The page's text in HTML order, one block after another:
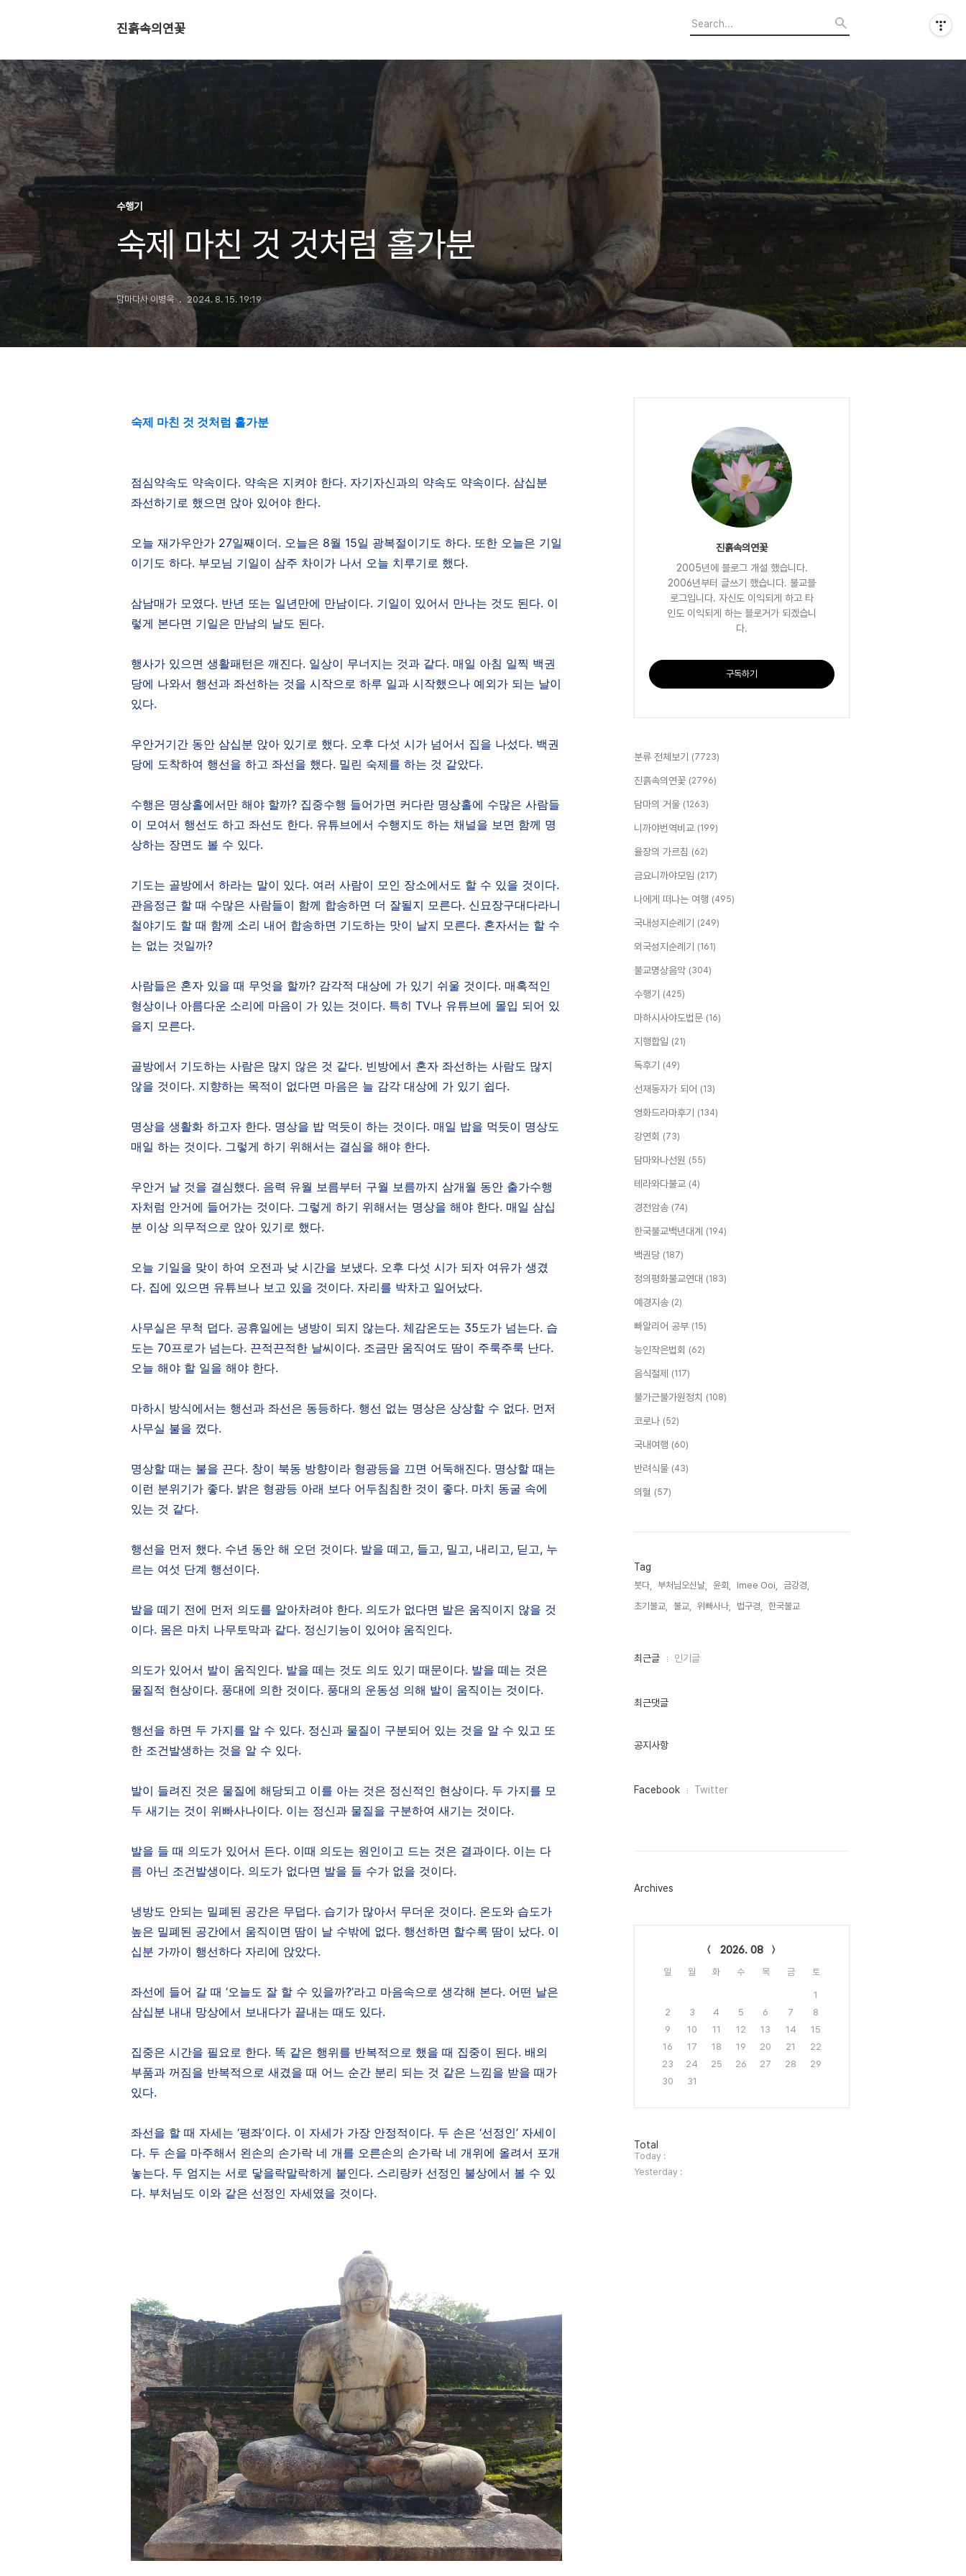
진흙속의연꽃
수행기
숙제 마친 것 것처럼 홀가분
담마다사 이병욱 2024. 8. 15. 19:19
숙제 마친 것 것처럼 홀가분
점심약속도 약속이다. 약속은 지켜야 한다. 자기자신과의 약속도 약속이다. 삼십분
좌선하기로 했으면 앉아 있어야 한다.
오늘 재가우안가 27일째이더. 오늘은 8월 15일 광복절이기도 하다. 또한 오늘은 기일
이기도 하다. 부모님 기일이 삼주 차이가 나서 오늘 치루기로 했다.
삼남매가 모였다. 반년 또는 일년만에 만남이다. 기일이 있어서 만나는 것도 된다. 이
렇게 본다면 기일은 만남의 날도 된다.
행사가 있으면 생활패턴은 깨진다. 일상이 무너지는 것과 같다. 매일 아침 일찍 백권
당에 나와서 행선과 좌선하는 것을 시작으로 하루 일과 시작했으나 예외가 되는 날이
있다.
우안거기간 동안 삼십분 앉아 있기로 했다. 오후 다섯 시가 넘어서 집을 나섰다. 백권
당에 도착하여 행선을 하고 좌선을 했다. 밀린 숙제를 하는 것 같았다.
수행은 명상홀에서만 해야 할까? 집중수행 들어가면 커다란 명상홀에 수많은 사람들
이 모여서 행선도 하고 좌선도 한다. 유튜브에서 수행지도 하는 채널을 보면 함께 명
상하는 장면도 볼 수 있다.
기도는 골방에서 하라는 말이 있다. 여러 사람이 모인 장소에서도 할 수 있을 것이다.
관음정근 할 때 수많은 사람들이 함께 합송하면 더 잘될지 모른다. 신묘장구대다라니
철야기도 할 때 함께 소리 내어 합송하면 기도하는 맛이 날지 모른다. 혼자서는 할 수
는 없는 것일까?
사람들은 혼자 있을 때 무엇을 할까? 감각적 대상에 가 있기 쉬울 것이다. 매혹적인
형상이나 아름다운 소리에 마음이 가 있는 것이다. 특히 TV나 유튜브에 몰입 되어 있
을지 모른다.
골방에서 기도하는 사람은 많지 않은 것 같다. 빈방에서 혼자 좌선하는 사람도 많지
않을 것이다. 지향하는 목적이 없다면 마음은 늘 감각 대상에 가 있기 쉽다.
명상을 생활화 하고자 한다. 명상을 밥 먹듯이 하는 것이다. 매일 밥을 먹듯이 명상도
매일 하는 것이다. 그렇게 하기 위해서는 결심을 해야 한다.
우안거 날 것을 결심했다. 음력 유월 보름부터 구월 보름까지 삼개월 동안 출가수행
자처럼 안거에 들어가는 것이다. 그렇게 하기 위해서는 명상을 해야 한다. 매일 삼십
분 이상 의무적으로 앉아 있기로 했다.
오늘 기일을 맞이 하여 오전과 낮 시간을 보냈다. 오후 다섯 시가 되자 여유가 생겼
다. 집에 있으면 유튜브나 보고 있을 것이다. 자리를 박차고 일어났다.
사무실은 무척 덥다. 공휴일에는 냉방이 되지 않는다. 체감온도는 35도가 넘는다. 습
도는 70프로가 넘는다. 끈적끈적한 날씨이다. 조금만 움직여도 땀이 주룩주룩 난다.
오늘 해야 할 일을 해야 한다.
마하시 방식에서는 행선과 좌선은 동등하다. 행선 없는 명상은 상상할 수 없다. 먼저
사무실 불을 껐다.
명상할 때는 불을 끈다. 창이 북동 방향이라 형광등을 끄면 어둑해진다. 명상할 때는
이런 분위기가 좋다. 밝은 형광등 아래 보다 어두침침한 것이 좋다. 마치 동굴 속에
있는 것 같다.
행선을 먼저 했다. 수년 동안 해 오던 것이다. 발을 떼고, 들고, 밀고, 내리고, 딛고, 누
르는 여섯 단계 행선이다.
발을 떼기 전에 먼저 의도를 알아차려야 한다. 의도가 없다면 발은 움직이지 않을 것
이다. 몸은 마치 나무토막과 같다. 정신기능이 있어야 움직인다.
의도가 있어서 발이 움직인다. 발을 떼는 것도 의도 있기 때문이다. 발을 떼는 것은
물질적 현상이다. 풍대에 의한 것이다. 풍대의 운동성 의해 발이 움직이는 것이다.
행선을 하면 두 가지를 알 수 있다. 정신과 물질이 구분되어 있는 것을 알 수 있고 또
한 조건발생하는 것을 알 수 있다.
발이 들려진 것은 물질에 해당되고 이를 아는 것은 정신적인 현상이다. 두 가지를 모
두 새기는 것이 위빠사나이다. 이는 정신과 물질을 구분하여 새기는 것이다.
발을 들 때 의도가 있어서 든다. 이때 의도는 원인이고 드는 것은 결과이다. 이는 다
름 아닌 조건발생이다. 의도가 없다면 발을 들 수가 없을 것이다.
냉방도 안되는 밀폐된 공간은 무덥다. 습기가 많아서 무더운 것이다. 온도와 습도가
높은 밀폐된 공간에서 움직이면 땀이 날 수밖에 없다. 행선하면 할수록 땀이 났다. 이
십분 가까이 행선하다 자리에 앉았다.
좌선에 들어 갈 때 ‘오늘도 잘 할 수 있을까?’라고 마음속으로 생각해 본다. 어떤 날은
삼십분 내내 망상에서 보내다가 끝내는 때도 있다.
집중은 시간을 필요로 한다. 똑 같은 행위를 반복적으로 했을 때 집중이 된다. 배의
부품과 꺼짐을 반복적으로 새겼을 때 어느 순간 분리 되는 것 같은 느낌을 받을 때가
있다.
좌선을 할 때 자세는 ‘평좌’이다. 이 자세가 가장 안정적이다. 두 손은 ‘선정인’ 자세이
다. 두 손을 마주해서 왼손의 손가락 네 개를 오른손의 손가락 네 개위에 올려서 포개
놓는다. 두 엄지는 서로 닿을락말락하게 붙인다. 스리랑카 선정인 불상에서 볼 수 있
다. 부처님도 이와 같은 선정인 자세였을 것이다.
진흙속의연꽃
2005년에 블로그 개설 했습니다.
2006년부터 글쓰기 했습니다. 불교블
로그입니다. 자신도 이익되게 하고 타
인도 이익되게 하는 블로거가 되겠습니
다.
구독하기
분류 전체보기 (7723)
진흙속의연꽃 (2796)
담마의 거울 (1263)
니까야번역비교 (199)
율장의 가르침 (62)
금요니까야모임 (217)
나에게 떠나는 여행 (495)
국내성지순례기 (249)
외국성지순례기 (161)
불교명상음악 (304)
수행기 (425)
마하시사야도법문 (16)
지행합일 (21)
독후기 (49)
선재동자가 되어 (13)
영화드라마후기 (134)
강연회 (73)
담마와나선원 (55)
테라와다불교 (4)
경전암송 (74)
한국불교백년대계 (194)
백권당 (187)
정의평화불교연대 (183)
예경지송 (2)
빠알리어 공부 (15)
능인작은법회 (62)
음식절제 (117)
불가근불가원정치 (108)
코로나 (52)
국내여행 (60)
반려식물 (43)
의혈 (57)
Tag
붓다, 부처님오신날, 윤회, Imee Ooi,
금강경,
초기불교,
불교, 위빠사나, 법구경, 한국불교,
최
인
최근글 인기글
최근댓글
공지사항
페
그
Facebook Twitter
Archives
2026. 08
일 월 화 수 목 금 토
1
2
3 4 5 6 7
8
9
10 11 12 13 14
15
16
17 18 19 20 21
22
23
24 25 26 27 28
29
30
31
방
문
자
수
Total
Today :
Yesterday :